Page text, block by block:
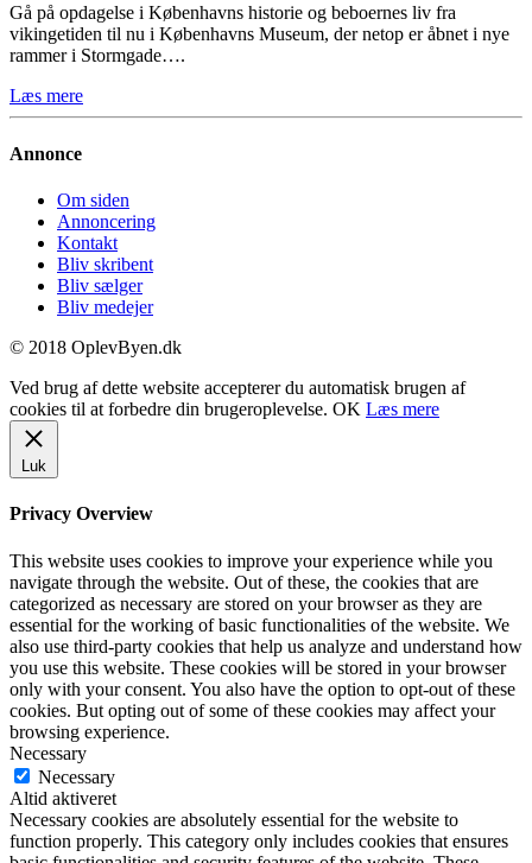
Gå på opdagelse i Københavns historie og beboernes liv fra
vikingetiden til nu i Københavns Museum, der netop er åbnet i nye
rammer i Stormgade….
Læs mere
Annonce
Om siden
Annoncering
Kontakt
Bliv skribent
Bliv sælger
Bliv medejer
© 2018 OplevByen.dk
Ved brug af dette website accepterer du automatisk brugen af
cookies til at forbedre din brugeroplevelse. OK Læs mere
Luk
Privacy Overview
This website uses cookies to improve your experience while you
navigate through the website. Out of these, the cookies that are
categorized as necessary are stored on your browser as they are
essential for the working of basic functionalities of the website. We
also use third-party cookies that help us analyze and understand how
you use this website. These cookies will be stored in your browser
only with your consent. You also have the option to opt-out of these
cookies. But opting out of some of these cookies may affect your
browsing experience.
Necessary
Necessary
Altid aktiveret
Necessary cookies are absolutely essential for the website to
function properly. This category only includes cookies that ensures